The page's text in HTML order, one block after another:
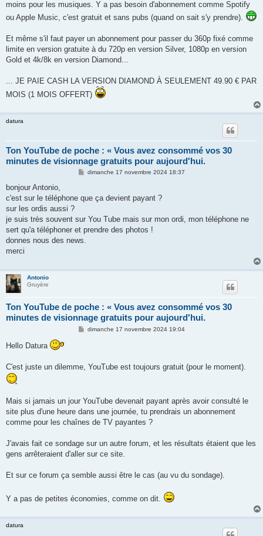
moins pour les musiques. Y a pas besoin d'abonnement comme Spotify
ou Apple Music, c'est gratuit et sans pubs (quand on sait s'y prendre).
Et même s'il faut payer un abonnement pour passer du 360p fixé comme
limite en version gratuite à du 720p en version Silver, 1080p en version
Gold et 4k/8k en version Diamond...
... JE PAIE CASH LA VERSION DIAMOND À SEULEMENT 49.90 € PAR
MOIS (1 MOIS OFFERT)
datura
Ton YouTube de poche : « Vous avez consommé vos 30
minutes de visionnage gratuits pour aujourd'hui.
M
a
dimanche 17 novembre 2024 18:37
bonjour Antonio,
c'est sur le téléphone que ça devient payant ?
sur les ordis aussi ?
je suis très souvent sur You Tube mais sur mon ordi, mon téléphone ne
sert qu'a téléphoner et prendre des photos !
donnes nous des news.
merci
Antonio
Gruyère
Ton YouTube de poche : « Vous avez consommé vos 30
minutes de visionnage gratuits pour aujourd'hui.
M
g
e
dimanche 17 novembre 2024 19:04
Hello Datura
C'est juste un dilemme, YouTube est toujours gratuit (pour le moment).
Mais si jamais un jour YouTube devenait payant après avoir consulté le
site plus d'une heure dans une journée, tu prendrais un abonnement
comme pour les chaînes de TV payantes ?
J'avais fait ce sondage sur un autre forum, et les résultats étaient que les
gens arrêteraient d'aller sur ce site.
Et sur ce forum ça semble aussi être le cas (au vu du sondage).
Y a pas de petites économies, comme on dit.
datura